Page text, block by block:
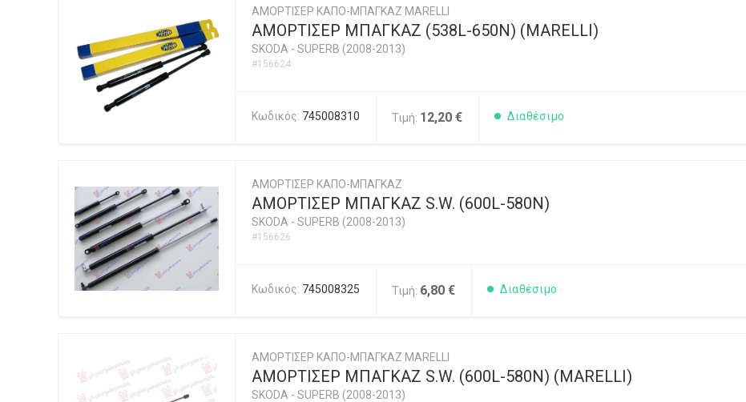
ΑΜΟΡΤΙΣΕΡ ΚΑΠΟ-ΜΠΑΓΚΑΖ MARELLI
ΑΜΟΡΤΙΣΕΡ ΜΠΑΓΚΑΖ (538L-650N) (MARELLI)
SKODA - SUPERB (2008-2013)
#156624
Κωδικός: 745008310 Τιμή: 12,20 € Διαθέσιμο
ΑΜΟΡΤΙΣΕΡ ΚΑΠΟ-ΜΠΑΓΚΑΖ
ΑΜΟΡΤΙΣΕΡ ΜΠΑΓΚΑΖ S.W. (600L-580N)
SKODA - SUPERB (2008-2013)
#156626
Κωδικός: 745008325 Τιμή: 6,80 € Διαθέσιμο
ΑΜΟΡΤΙΣΕΡ ΚΑΠΟ-ΜΠΑΓΚΑΖ MARELLI
ΑΜΟΡΤΙΣΕΡ ΜΠΑΓΚΑΖ S.W. (600L-580N) (MARELLI)
SKODA - SUPERB (2008-2013)